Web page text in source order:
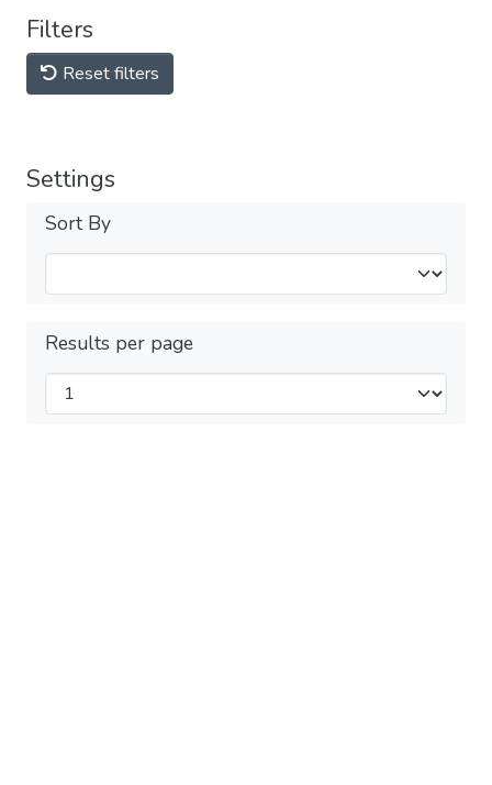
Filters
Reset filters
Settings
Sort By
Results per page